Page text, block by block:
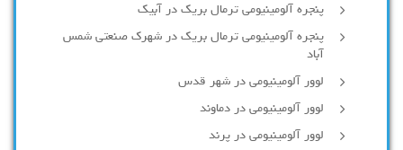
پنجره آلومینیومی ترمال بریک در آبیک
پنجره آلومینیومی ترمال بریک در شهرک صنعتی شمس
لوور آلومینیومی در شهر قدس
لوور آلومینیومی در دماوند
لوور آلومینیومی در پرند